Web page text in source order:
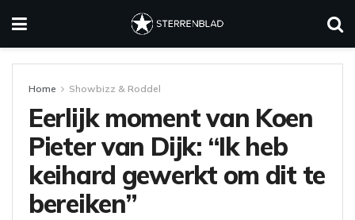
Home Showbizz & Roddel
Eerlijk moment van Koen
Pieter van Dijk: “Ik heb
keihard gewerkt om dit te
bereiken”